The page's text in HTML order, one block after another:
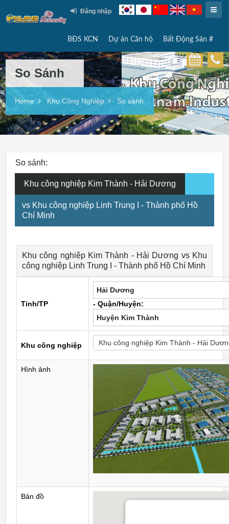
Đăng nhập
BĐS KCN Dự án Căn hộ Bất Động Sản #
So Sánh
Home Khu Công Nghiệp So sánh
So sánh:
Khu công nghiệp Kim Thành - Hải Dương
vs Khu công nghiệp Linh Trung I - Thành phố Hồ
Chí Minh
Khu công nghiệp Kim Thành - Hải Dương vs Khu
công nghiệp Linh Trung I - Thành phố Hồ Chí Minh
Tỉnh/TP
Hải Dương
- Quận/Huyện:
Huyện Kim Thành
Khu công nghiệp
Hình ảnh
Bản đồ